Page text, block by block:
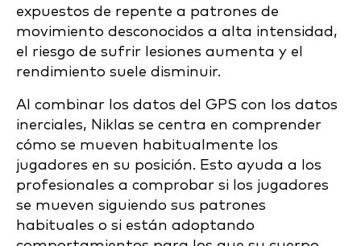
expuestos de repente a patrones de
movimiento desconocidos a alta intensidad,
el riesgo de sufrir lesiones aumenta y el
rendimiento suele disminuir.
Al combinar los datos del GPS con los datos
inerciales, Niklas se centra en comprender
cómo se mueven habitualmente los
jugadores en su posición. Esto ayuda a los
profesionales a comprobar si los jugadores
se mueven siguiendo sus patrones
habituales o si están adoptando